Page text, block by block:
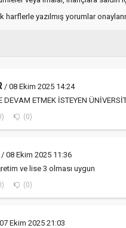
harflerle yazılmış yorumlar
/ 08 Ekim 2025 14:24
DEVAM ETMEK İSTEYEN
(0)
/ 08 Ekim 2025 11:36
ve lise 3 olması uygun
(0)
Ekim 2025 21:03